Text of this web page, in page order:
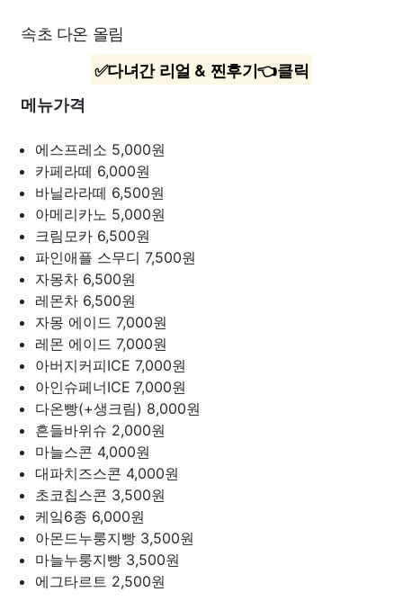
속초 다온 올림
✅다녀간 리얼 & 찐후기👈클릭
메뉴가격
에스프레소 5,000원
카페라떼 6,000원
바닐라라떼 6,500원
아메리카노 5,000원
크림모카 6,500원
파인애플 스무디 7,500원
자몽차 6,500원
레몬차 6,500원
자몽 에이드 7,000원
레몬 에이드 7,000원
아버지커피ICE 7,000원
아인슈페너ICE 7,000원
다온빵(+생크림) 8,000원
흔들바위슈 2,000원
마늘스콘 4,000원
대파치즈스콘 4,000원
초코칩스콘 3,500원
케잌6종 6,000원
아몬드누룽지빵 3,500원
마늘누룽지빵 3,500원
에그타르트 2,500원